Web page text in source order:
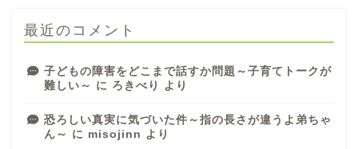
最近のコメント
子どもの障害をどこまで話すか問題～子育てトークが
難しい～ に ろきべり より
恐ろしい真実に気づいた件～指の長さが違うよ弟ちゃ
ん～ に misojinn より